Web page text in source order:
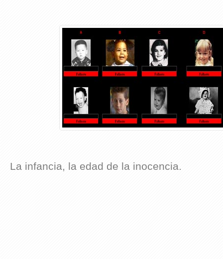
La infancia, la edad de la inocencia.